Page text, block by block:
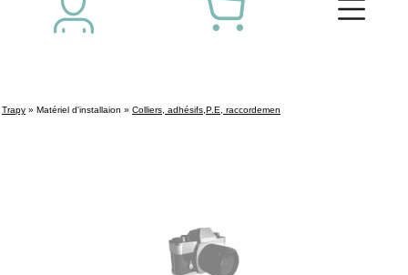
Trapy » Matériel d'installaion » Colliers, adhésifs,P.E, raccordemen